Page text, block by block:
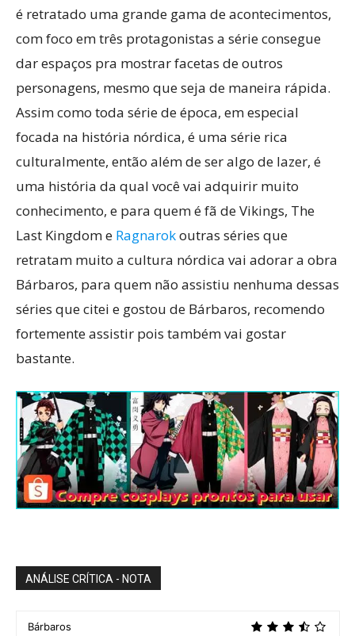
é retratado uma grande gama de acontecimentos,
com foco em três protagonistas a série consegue
dar espaços pra mostrar facetas de outros
personagens, mesmo que seja de maneira rápida.
Assim como toda série de época, em especial
focada na história nórdica, é uma série rica
culturalmente, então além de ser algo de lazer, é
uma história da qual você vai adquirir muito
conhecimento, e para quem é fã de Vikings, The
Last Kingdom e Ragnarokoutras séries que
retratam muito a cultura nórdica vai adorar a obra
Bárbaros, para quem não assistiu nenhuma dessas
séries que citei e gostou de Bárbaros, recomendo
fortemente assistir pois também vai gostar
bastante.
ANÁLISE CRÍTICA - NOTA
Bárbaros